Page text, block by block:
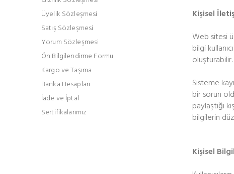
Üyelik Sözleşmesi
Satış Sözleşmesi
Yorum Sözleşmesi
Ön Bilgilendirme Formu
Kargo ve Taşıma
Banka Hesapları
İade ve İptal
Sertifikalarımız
Kişisel
Web sitesi
bilgi
oluşturabilir.
Sisteme
bir sorun
paylaştığı
bilgilerin
Kişisel